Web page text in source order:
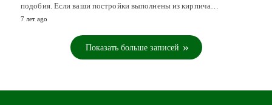
подобия. Если ваши постройки выполнены из кирпича…
7 лет ago
Показать больше записей